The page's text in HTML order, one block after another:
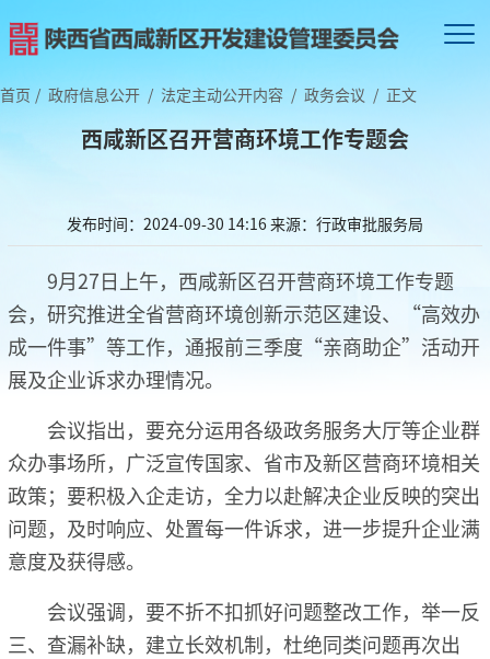
首页 / 政府信息公开 / 法定主动公开内容 / 政务会议 / 正文
西咸新区召开营商环境工作专题会
发布时间：2024-09-30 14:16来源：行政审批服务局
9月27日上午，西咸新区召开营商环境工作专题
会，研究推进全省营商环境创新示范区建设、“高效办
成一件事”等工作，通报前三季度“亲商助企”活动开
展及企业诉求办理情况。
会议指出，要充分运用各级政务服务大厅等企业群
众办事场所，广泛宣传国家、省市及新区营商环境相关
政策；要积极入企走访，全力以赴解决企业反映的突出
问题，及时响应、处置每一件诉求，进一步提升企业满
意度及获得感。
会议强调，要不折不扣抓好问题整改工作，举一反
三、查漏补缺，建立长效机制，杜绝同类问题再次出